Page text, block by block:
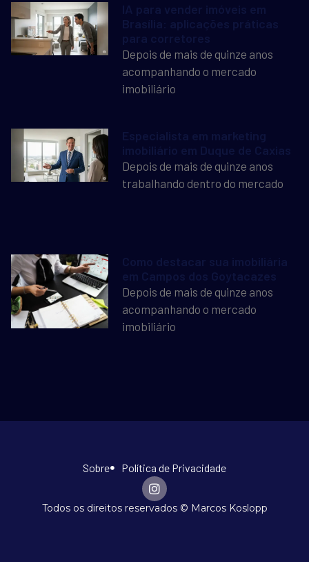
IA para vender imóveis em
Brasília: aplicações práticas
para corretores
Depois de mais de quinze anos
acompanhando o mercado
imobiliário
Especialista em marketing
imobiliário em Duque de Caxias
Depois de mais de quinze anos
trabalhando dentro do mercado
Como destacar sua imobiliária
em Campos dos Goytacazes
Depois de mais de quinze anos
acompanhando o mercado
imobiliário
Sobre Política de Privacidade
Todos os direitos reservados © Marcos Koslopp